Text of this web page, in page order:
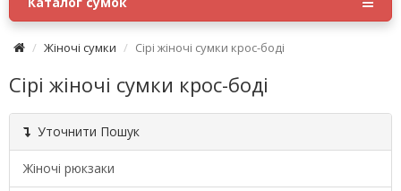
Жіночі сумки Сірі жіночі сумки крос-боді
Сірі жіночі сумки крос-боді
Уточнити Пошук
Жіночі рюкзаки